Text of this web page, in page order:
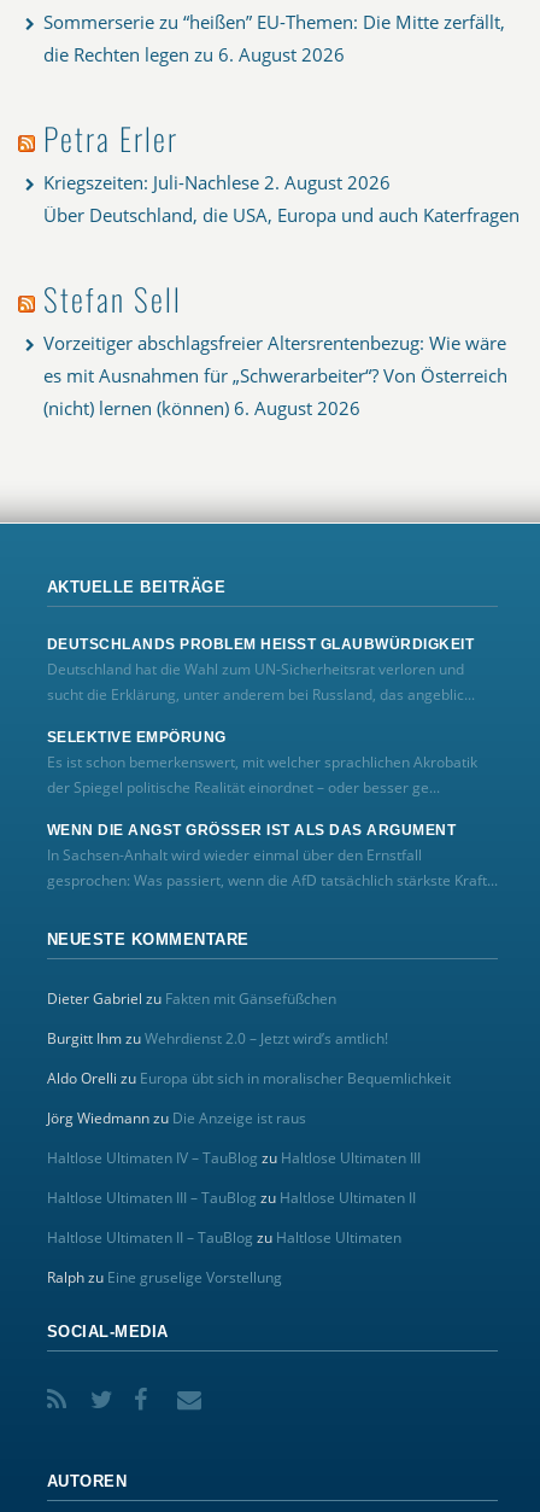
Sommerserie zu “heißen” EU-Themen: Die Mitte zerfällt,
die Rechten legen zu 6. August 2026
Petra Erler
Kriegszeiten: Juli-Nachlese 2. August 2026
Über Deutschland, die USA, Europa und auch Katerfragen
Stefan Sell
Vorzeitiger abschlagsfreier Altersrentenbezug: Wie wäre
es mit Ausnahmen für „Schwerarbeiter“? Von Österreich
(nicht) lernen (können) 6. August 2026
AKTUELLE BEITRÄGE
DEUTSCHLANDS PROBLEM HEISST GLAUBWÜRDIGKEIT
Deutschland hat die Wahl zum UN‑Sicherheitsrat verloren und
sucht die Erklärung, unter anderem bei Russland, das angeblic...
SELEKTIVE EMPÖRUNG
Es ist schon bemerkenswert, mit welcher sprachlichen Akrobatik
der Spiegel politische Realität einordnet – oder besser ge...
WENN DIE ANGST GRÖSSER IST ALS DAS ARGUMENT
In Sachsen-Anhalt wird wieder einmal über den Ernstfall
gesprochen: Was passiert, wenn die AfD tatsächlich stärkste Kraft...
NEUESTE KOMMENTARE
Dieter Gabriel zu Fakten mit Gänsefüßchen
Burgitt IhmzuWehrdienst 2.0 – Jetzt wird’s amtlich!
Aldo Orelli zu Europa übt sich in moralischer Bequemlichkeit
Jörg Wiedmannzu Die Anzeige ist raus
Haltlose Ultimaten IV – TauBlog zu Haltlose Ultimaten III
Haltlose Ultimaten III – TauBlog zu Haltlose Ultimaten II
Haltlose Ultimaten II – TauBlog zu Haltlose Ultimaten
Ralphzu Eine gruselige Vorstellung
SOCIAL-MEDIA
AUTOREN